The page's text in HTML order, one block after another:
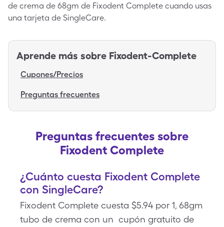
de crema de 68gm de Fixodent Complete cuando usas
una tarjeta de SingleCare.
Aprende más sobre Fixodent-Complete
Cupones/Precios
Preguntas frecuentes
Preguntas frecuentes sobre
Fixodent Complete
¿Cuánto cuesta Fixodent Complete
con SingleCare?
Fixodent Complete cuesta $5.94 por 1, 68gm
tubo de crema con un cupón gratuito de